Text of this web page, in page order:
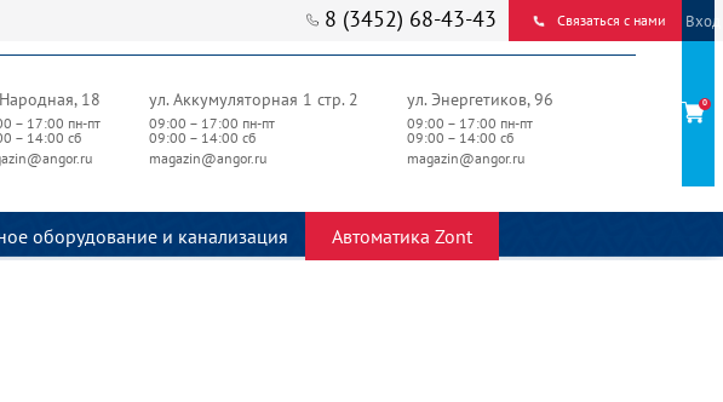
8 (3452) 68-43-43 Связаться с нами
18
– 17:00 пн-пт
– 14:00 сб
ул. Аккумуляторная 1 стр. 2
09:00 – 17:00 пн-пт
09:00 – 14:00 сб
magazin@angor.ru
ул. Энергетиков, 96
09:00 – 17:00 пн-пт
09:00 – 14:00 сб
magazin@angor.ru
оборудование и канализация Автоматика Zont
Вход
0